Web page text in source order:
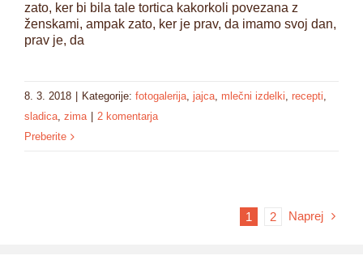
zato, ker bi bila tale tortica kakorkoli povezana z
ženskami, ampak zato, ker je prav, da imamo svoj dan,
prav je, da
8. 3. 2018 Kategorije: fotogalerija, jajca, mlečni izdelki, recepti,
sladica, zima
2 komentarja
Preberite
1 2 Naprej